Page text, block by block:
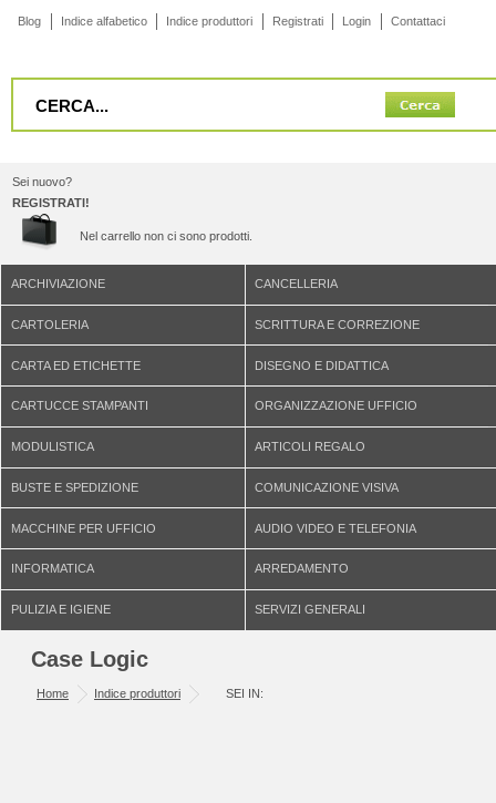
Blog Indice alfabetico Indice produttori Registrati Login Contattaci
Sei nuovo?
REGISTRATI!
Nel carrello non ci sono prodotti.
ARCHIVIAZIONE CANCELLERIA
CARTOLERIA SCRITTURA E CORREZIONE
CARTA ED ETICHETTE DISEGNO E DIDATTICA
CARTUCCE STAMPANTI ORGANIZZAZIONE UFFICIO
MODULISTICA ARTICOLI REGALO
BUSTE E SPEDIZIONE COMUNICAZIONE VISIVA
MACCHINE PER UFFICIO AUDIO VIDEO E TELEFONIA
INFORMATICA ARREDAMENTO
PULIZIA E IGIENE SERVIZI GENERALI
Case Logic
SEI IN:
Home Indice produttori